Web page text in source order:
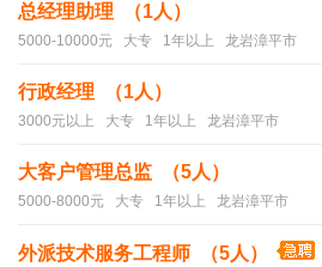
总经理助理 （1人）
5000-10000元 大专 1年以上 龙岩漳平市
行政经理 （1人）
3000元以上 大专 1年以上 龙岩漳平市
大客户管理总监 （5人）
5000-8000元 大专 1年以上 龙岩漳平市
外派技术服务工程师 （5人）